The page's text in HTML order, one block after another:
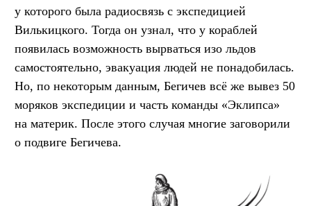
у которого была радиосвязь с экспедицией
Вилькицкого. Тогда он узнал, что у кораблей
появилась возможность вырваться изо льдов
самостоятельно, эвакуация людей не понадобилась.
Но, по некоторым данным, Бегичев всё же вывез 50
моряков экспедиции и часть команды «Эклипса»
на материк. После этого случая многие заговорили
о подвиге Бегичева.